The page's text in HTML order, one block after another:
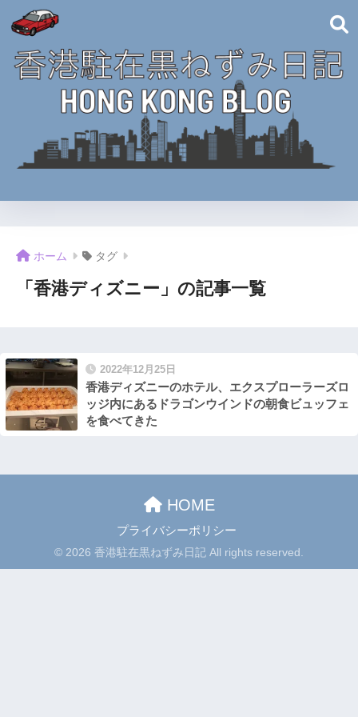
ホーム タグ
「香港ディズニー」の記事一覧
2022年12月25日
香港ディズニーのホテル、エクスプローラーズロ
ッジ内にあるドラゴンウインドの朝食ビュッフェ
を食べてきた
HOME
プライバシーポリシー
© 2026 香港駐在黒ねずみ日記 All rights reserved.